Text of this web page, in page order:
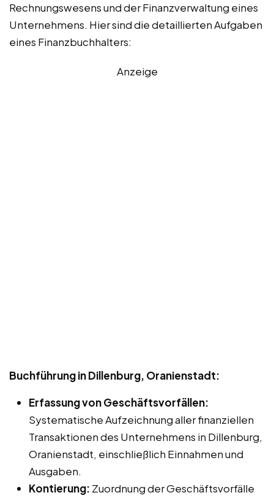
Rechnungswesens und der Finanzverwaltung eines
Unternehmens. Hier sind die detaillierten Aufgaben
eines Finanzbuchhalters:
Anzeige
Buchführung in Dillenburg, Oranienstadt:
Erfassung von Geschäftsvorfällen:
Systematische Aufzeichnung aller finanziellen
Transaktionen des Unternehmens in Dillenburg,
Oranienstadt, einschließlich Einnahmen und
Ausgaben.
Kontierung: Zuordnung der Geschäftsvorfälle